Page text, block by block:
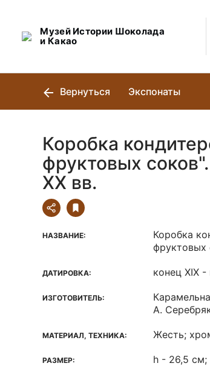
Музей Истории Шоколада
и Какао
Вернуться Экспонаты
Коробка
фруктовых
ХХ вв.
НАЗВАНИЕ:
Коробка
фруктовых
ДАТИРОВКА: конец ХIХ -
ИЗГОТОВИТЕЛЬ:
А.
МАТЕРИАЛ, ТЕХНИКА: Жесть;
РАЗМЕР: h - 26,5 см;